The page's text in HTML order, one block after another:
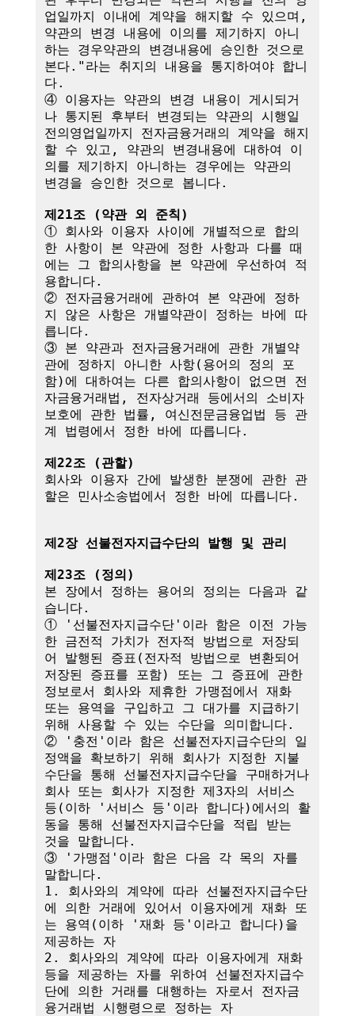
업일까지 이내에 계약을 해지할 수 있으며,
약관의 변경 내용에 이의를 제기하지 아니
하는 경우약관의 변경내용에 승인한 것으로
본다."라는 취지의 내용을 통지하여야 합니
다.
④ 이용자는 약관의 변경 내용이 게시되거
나 통지된 후부터 변경되는 약관의 시행일
전의영업일까지 전자금융거래의 계약을 해지
할 수 있고, 약관의 변경내용에 대하여 이
의를 제기하지 아니하는 경우에는 약관의
변경을 승인한 것으로 봅니다.
제21조 (약관 외 준칙)
① 회사와 이용자 사이에 개별적으로 합의
한 사항이 본 약관에 정한 사항과 다를 때
에는 그 합의사항을 본 약관에 우선하여 적
용합니다.
② 전자금융거래에 관하여 본 약관에 정하
지 않은 사항은 개별약관이 정하는 바에 따
릅니다.
③ 본 약관과 전자금융거래에 관한 개별약
관에 정하지 아니한 사항(용어의 정의 포
함)에 대하여는 다른 합의사항이 없으면 전
자금융거래법, 전자상거래 등에서의 소비자
보호에 관한 법률, 여신전문금융업법 등 관
계 법령에서 정한 바에 따릅니다.
제22조 (관할)
회사와 이용자 간에 발생한 분쟁에 관한 관
할은 민사소송법에서 정한 바에 따릅니다.
제2장 선불전자지급수단의 발행 및 관리
제23조 (정의)
본 장에서 정하는 용어의 정의는 다음과 같
습니다.
① '선불전자지급수단'이라 함은 이전 가능
한 금전적 가치가 전자적 방법으로 저장되
어 발행된 증표(전자적 방법으로 변환되어
저장된 증표를 포함) 또는 그 증표에 관한
정보로서 회사와 제휴한 가맹점에서 재화
또는 용역을 구입하고 그 대가를 지급하기
위해 사용할 수 있는 수단을 의미합니다.
② '충전'이라 함은 선불전자지급수단의 일
정액을 확보하기 위해 회사가 지정한 지불
수단을 통해 선불전자지급수단을 구매하거나
회사 또는 회사가 지정한 제3자의 서비스
등(이하 '서비스 등'이라 합니다)에서의 활
동을 통해 선불전자지급수단을 적립 받는
것을 말합니다.
③ '가맹점'이라 함은 다음 각 목의 자를
말합니다.
1. 회사와의 계약에 따라 선불전자지급수단
에 의한 거래에 있어서 이용자에게 재화 또
는 용역(이하 '재화 등'이라고 합니다)을
제공하는 자
2. 회사와의 계약에 따라 이용자에게 재화
등을 제공하는 자를 위하여 선불전자지급수
단에 의한 거래를 대행하는 자로서 전자금
융거래법 시행령으로 정하는 자